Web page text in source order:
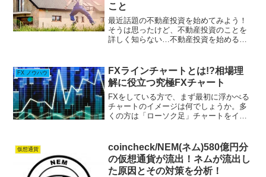
こと
最近話題の不動産投資を始めてみよう！
そうは思ったけど、不動産投資のことを
詳しく知らない…不動産投資を始めるた
んだろう…このような悩みを抱えている
方も多いのではないでしょ...
FX ノウハウ
FXラインチャートとは!?相場理
解に役立つ究極FXチャート
FXをしている方で、まず最初に浮かべる
チャートのイメージは何でしょうか。多
くの方は「ローソク足」チャートをイメ
を分析するのに役立つツールです。世界
にはこのほかにも様々な...
仮想通貨
coincheck/NEM(ネム)580億円分
の仮想通貨が流出！ネムが流出し
た原因とその対策を分析！